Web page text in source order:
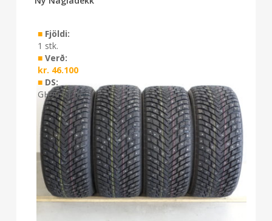
■Fjöldi:
1 stk.
■Verð:
kr. 46.100
■DS:
GH99 0126